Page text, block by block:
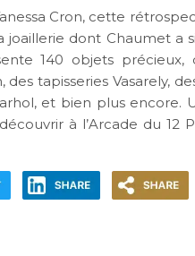
Cron, cette
joaillerie dont Chaumet a
140 objets
tapisseries Vasarely,
et bien plus encore.
à l’Arcade du 12